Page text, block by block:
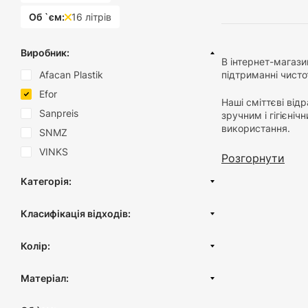
Об `єм: 16 літрів
Виробник:
Afacan Plastik
Efor
Sanpreis
SNMZ
VINKS
Категорія:
Відро пластикове
Відро металеве
Відро без кришки
Класифікація відходів:
Колір:
Білий
Матеріал:
В інтернет-
підтриманні
Наші сміттєві
зручним і
використання.
Основні
Розгорнути